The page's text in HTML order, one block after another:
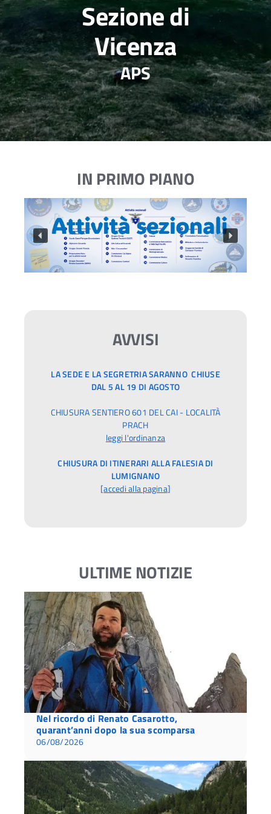
Sezione di
Vicenza
APS
IN PRIMO PIANO
AVVISI
LA SEDE E LA SEGRETRIA SARANNO CHIUSE
DAL 5 AL 19 DI AGOSTO
CHIUSURA SENTIERO 601 DEL CAI - LOCALITÀ
PRACH
leggi l'ordinanza
CHIUSURA DI ITINERARI ALLA FALESIA DI
LUMIGNANO
[accedi alla pagina]
ULTIME NOTIZIE
Nel ricordo di Renato Casarotto,
quarant’anni dopo la sua scomparsa
06/08/2026